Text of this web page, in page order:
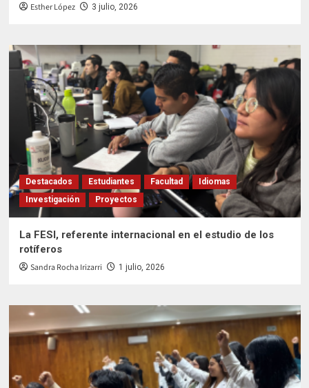
Esther López 3 julio, 2026
Destacados Estudiantes Facultad
Idiomas
Investigación
Proyectos
La FESI, referente internacional en el estudio de los
rotíferos
Sandra Rocha Irizarri 1 julio, 2026